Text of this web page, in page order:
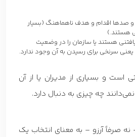
و صدها اقدام و هدف ناهماهنگ (بسیار
هستند.)
هستند یا سازمان را در وضعیت
سرنخی برای رسیدن به آن وجود ندارد.
است و بسیاری از مدیران یا از آن
چه چیزی به دنبال دارد.
صرفاً آرزو – به معنای انتخاب یک